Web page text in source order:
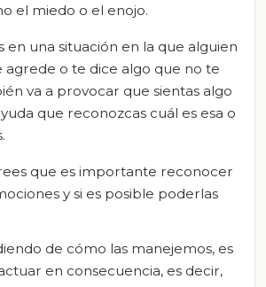
el miedo o el enojo.
en una situación en la que alguien
agrede o te dice algo que no te
va a provocar que sientas algo
que reconozcas cuál es esa o
que es importante reconocer
y si es posible poderlas
de cómo las manejemos, es
en consecuencia, es decir,